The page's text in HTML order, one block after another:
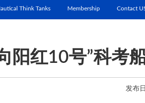
Think Tanks Membership Contact
阳红10号”科考
发布